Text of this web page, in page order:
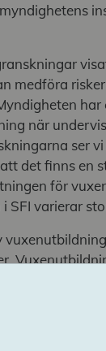
medföra
när
ser
det finns en
för
SFI varierar
vara
att
sett